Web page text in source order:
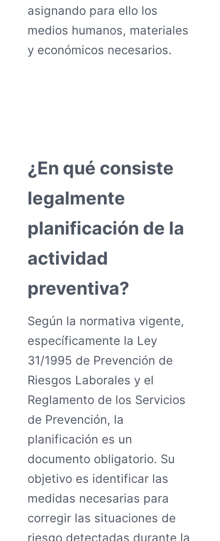
asignando para ello los
medios humanos, materiales
y económicos necesarios.
¿En qué consiste
legalmente
planificación de la
actividad
preventiva?
Según la normativa vigente,
específicamente la Ley
31/1995 de Prevención de
Riesgos Laborales y el
Reglamento de los Servicios
de Prevención, la
planificación es un
documento obligatorio. Su
objetivo es identificar las
medidas necesarias para
corregir las situaciones de
riesgo detectadas durante la